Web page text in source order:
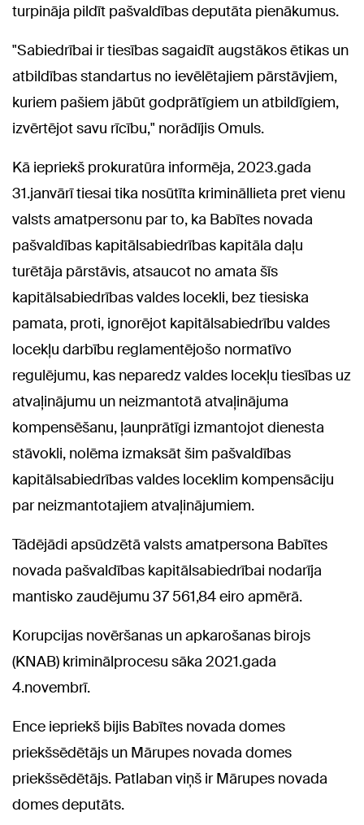
turpināja pildīt pašvaldības deputāta pienākumus.
"Sabiedrībai ir tiesības sagaidīt augstākos ētikas un
atbildības standartus no ievēlētajiem pārstāvjiem,
kuriem pašiem jābūt godprātīgiem un atbildīgiem,
izvērtējot savu rīcību," norādījis Omuls.
Kā iepriekš prokuratūra informēja, 2023.gada
31.janvārī tiesai tika nosūtīta krimināllieta pret vienu
valsts amatpersonu par to, ka Babītes novada
pašvaldības kapitālsabiedrības kapitāla daļu
turētāja pārstāvis, atsaucot no amata šīs
kapitālsabiedrības valdes locekli, bez tiesiska
pamata, proti, ignorējot kapitālsabiedrību valdes
locekļu darbību reglamentējošo normatīvo
regulējumu, kas neparedz valdes locekļu tiesības uz
atvaļinājumu un neizmantotā atvaļinājuma
kompensēšanu, ļaunprātīgi izmantojot dienesta
stāvokli, nolēma izmaksāt šim pašvaldības
kapitālsabiedrības valdes loceklim kompensāciju
par neizmantotajiem atvaļinājumiem.
Tādējādi apsūdzētā valsts amatpersona Babītes
novada pašvaldības kapitālsabiedrībai nodarīja
mantisko zaudējumu 37 561,84 eiro apmērā.
Korupcijas novēršanas un apkarošanas birojs
(KNAB) kriminālprocesu sāka 2021.gada
4.novembrī.
Ence iepriekš bijis Babītes novada domes
priekšsēdētājs un Mārupes novada domes
priekšsēdētājs. Patlaban viņš ir Mārupes novada
domes deputāts.